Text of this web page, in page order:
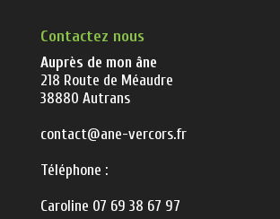
Contactez nous
Auprès de mon âne
218 Route de Méaudre
38880 Autrans
contact@ane-vercors.fr
Téléphone :
Caroline 07 69 38 67 97